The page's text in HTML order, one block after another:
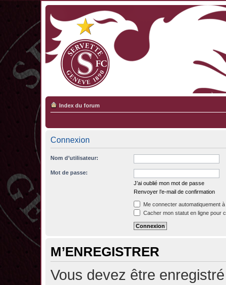
Index du forum
Connexion
Nom d’utilisateur:
Mot de passe:
J’ai oublié mon mot de passe
Renvoyer l’e-mail de confirmation
Me connecter automatiquement
Cacher mon statut en ligne pour
M’ENREGISTRER
Vous devez être